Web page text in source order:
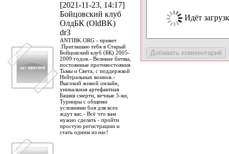
[2021-11-23, 14:17]
Бойцовский клуб
ОлдБК (OldBK)
dr3
ANTIBK.ORG - привет
.Приглашаю тебя в Старый
Бойцовский клуб (БК) 2005-
2009 годов.- Великие битвы,
постоянные противостояния
Тьмы и Света, с поддержкой
Нейтральных воинов.-
Высокий живой онлайн,
уникальная артефактная
Башня смерти, вечные 5-ки,
Турниры с общими
условиями боя для всех
ждут вас.- Всё что вам
нужно сделать - пройти
простую регистрацию и
стать одним из нас!
Идёт